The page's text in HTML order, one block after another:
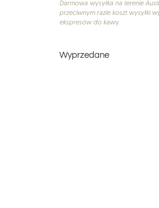
Darmowa wysyłka na terenie
przeciwnym razie koszt wysyłki
ekspresów do kawy.
Wyprzedane